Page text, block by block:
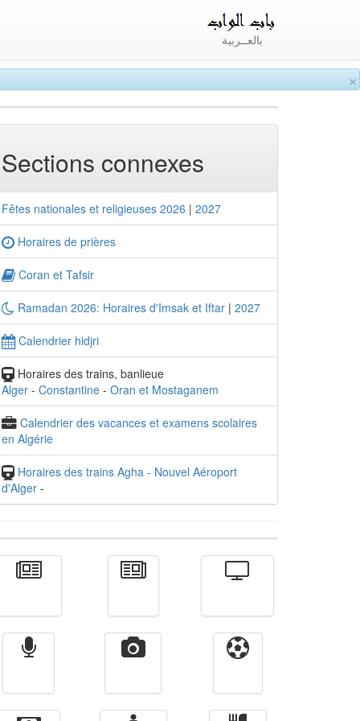
×
بالعــربية
Sections connexes
Fêtes nationales et religieuses 2026 | 2027
Horaires de prières
Coran et Tafsir
Ramadan 2026: Horaires d'Imsak et Iftar | 2027
Calendrier hidjri
Horaires des trains, banlieue
Alger - Constantine - Oran et Mostaganem
Calendrier des vacances et examens scolaires
en Algérie
Horaires des trains Agha - Nouvel Aéroport
d'Alger -